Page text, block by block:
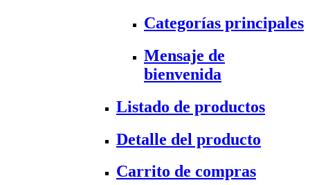
Categorías principales
Mensaje de
bienvenida
Listado de productos
Detalle del producto
Carrito de compras